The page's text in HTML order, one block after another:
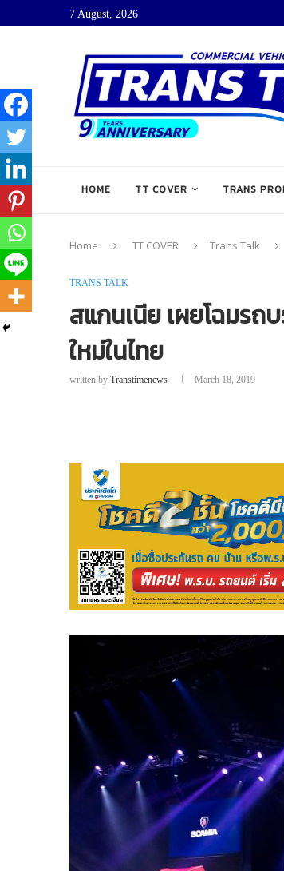
7 August, 2026
HOME TT COVER TRANS
Home TT COVER Trans Talk
TRANS TALK
สแกนเนีย เผยโฉมรถ
ใหม่ในไทย
written by Transtimenews March 18, 2019